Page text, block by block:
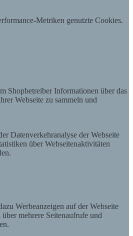
Metriken genutzte Cookies.
Shopbetreiber Informationen über das
Webseite zu sammeln und
Datenverkehranalyse der Webseite
über Webseitenaktivitäten
Werbeanzeigen auf der Webseite
mehrere Seitenaufrufe und